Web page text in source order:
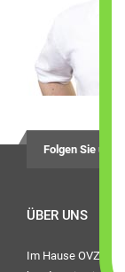
Folgen Sie uns
ÜBER UNS
Im Hause OVZ